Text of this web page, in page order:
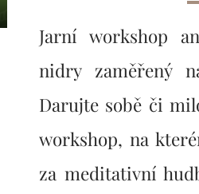
Jarní workshop
nidry zaměřený
Darujte sobě či
workshop, na
za meditativní